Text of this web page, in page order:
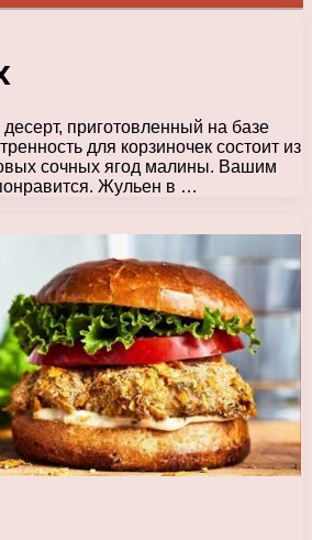
приготовленный на базе
для корзиночек состоит из
сочных ягод малины. Вашим
Жульен в …